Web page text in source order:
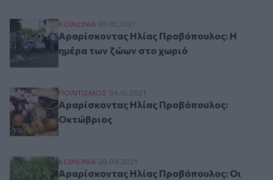
Αραρίσκοντας Ηλίας Προβόπουλος: Η ημέρα
ΚΟΙΝΩΝΙΑ 05.10.2021
Αραρίσκοντας Ηλίας Προβόπουλος: Η
ημέρα των ζώων στο χωριό
Αραρίσκοντας Ηλίας Προβόπουλος:
ΠΟΛΙΤΙΣΜΟΣ 04.10.2021
Αραρίσκοντας Ηλίας Προβόπουλος:
Οκτώβριος
Αραρίσκοντας Ηλίας Προβόπουλος: Οι συκιές
ΚΟΙΝΩΝΙΑ 28.09.2021
Αραρίσκοντας Ηλίας Προβόπουλος: Οι